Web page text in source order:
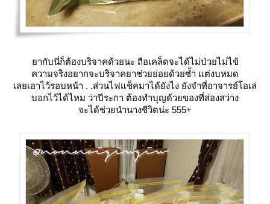
ากับนี่ก็ต้องบริจาคด้วยนะ ถือเคล็ดจะได้ไม่ป่วยไม่ไข้
ความจริงอยากจะบริจาคยาช่วยย่อยด้วยซ้ำ แต่งบหมด
เลยเอาไว้รอบหน้า . .ส่วนไฟแช็คมาได้ยังไง ยังจำที่อาจารย์โอเล่
บอกไว้ได้ไหม ว่าปีระกา ต้องทำบุญด้วยของที่ส่องสว่าง
จะได้ช่วยนำนางชีวิตน่ะ 555+